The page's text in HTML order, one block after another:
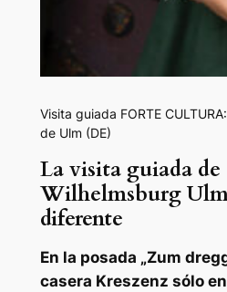
Visita guiada FORTE
de Ulm (DE)
La visita guiada de
Wilhelmsburg
diferente
En la posada „Zum
casera Kreszenz sólo